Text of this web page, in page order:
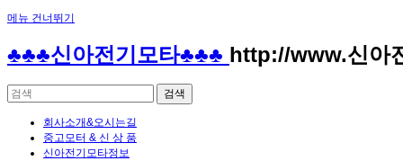
메뉴 건너뛰기
♣♣♣신아전기모타♣♣♣ http://www.신아
회사소개&오시는길
중고모터 & 신 상 품
신아전기모타정보